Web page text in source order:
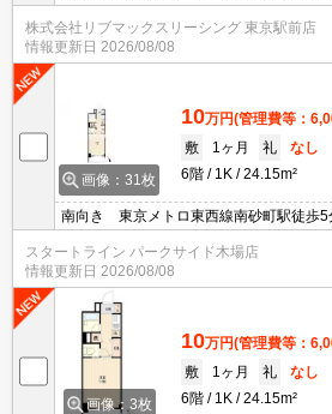
るので安心して生活できます。収納はク
スなど豊富なので、衣類や履き物の整理
部にはゴミ出し24時間OK・宅配ボックス
スが揃っているので便利です。
株式会社リブマックスリーシング 東京駅前店
情報更新日 2026/08/08
画像：31枚
10万円(管理費等：
敷
1ヶ月 礼
なし
6階
1K 24.15m²
南向き 東京メトロ東西線南砂町駅徒歩
カメラ 宅配ボックス インターネット
スタートライン パークサイド木場店
情報更新日 2026/08/08
画像：3枚
10万円(管理費等：
敷
1ヶ月 礼
なし
6階
1K 24.15m²